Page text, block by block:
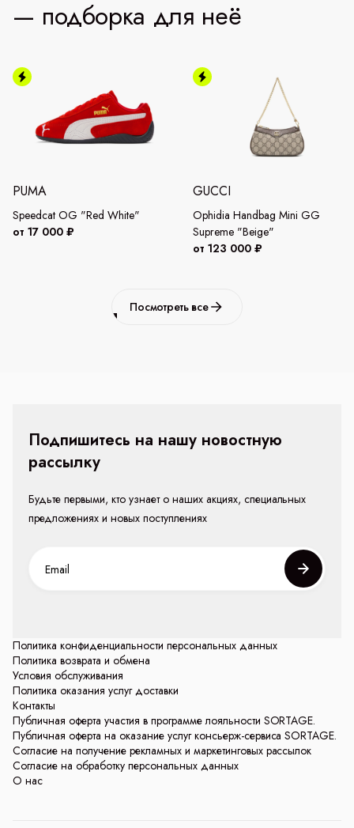
— подборка для неё
PUMA
Speedcat OG "Red White"
от 17 000 ₽
GUCCI
Ophidia Handbag Mini GG
Supreme "Beige"
от 123 000 ₽
Посмотреть все
Политика конфиденциальности персональных данных
Политика возврата и обмена
Условия обслуживания
Политика оказания услуг доставки
Контакты
Публичная оферта участия в программе лояльности SORTAGE.
Публичная оферта на оказание услуг консьерж-сервиса SORTAGE.
Согласие на получение рекламных и маркетинговых рассылок
Согласие на обработку персональных данных
О нас
Подпишитесь на нашу новостную
рассылку
Будьте первыми, кто узнает о наших акциях, специальных
предложениях и новых поступлениях